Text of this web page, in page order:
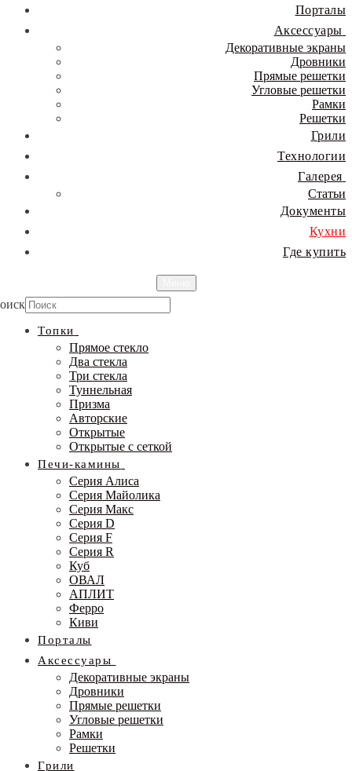
Порталы
Аксессуары
Декоративные экраны
Дровники
Прямые решетки
Угловые решетки
Рамки
Решетки
Грили
Технологии
Галерея
Статьи
Документы
Кухни
Где купить
Топки
Прямое стекло
Два стекла
Три стекла
Туннельная
Призма
Авторские
Открытые
Открытые с сеткой
Печи-камины
Серия Алиса
Серия Майолика
Серия Макс
Серия D
Серия F
Серия R
Куб
ОВАЛ
АПЛИТ
Ферро
Киви
Порталы
Аксессуары
Декоративные экраны
Дровники
Прямые решетки
Угловые решетки
Рамки
Решетки
Грили